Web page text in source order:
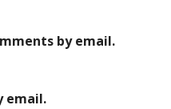
by email.
email.